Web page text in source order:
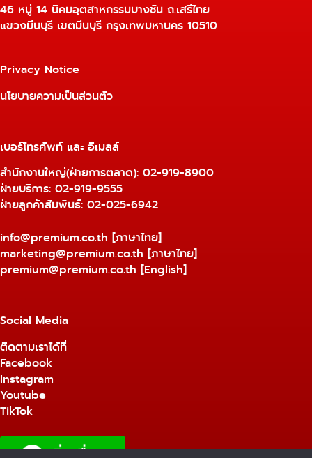
46 หมู่ 14 นิคมอุตสาหกรรมบางชัน ถ.เสรีไทย
แขวงมีนบุรี เขตมีนบุรี กรุงเทพมหานคร 10510
Privacy Notice
นโยบายความเป็นส่วนตัว
เบอร์โทรศัพท์ และ อีเมลล์
สำนักงานใหญ่(ฝ่ายการตลาด): 02-919-8900
ฝ่ายบริการ: 02-919-9555
ฝ่ายลูกค้าสัมพันธ์: 02-025-6942
info@premium.co.th [ภาษาไทย]
marketing@premium.co.th [ภาษาไทย]
premium@premium.co.th [English]
Social Media
ติดตามเราได้ที่
Facebook
Instagram
Youtube
TikTok